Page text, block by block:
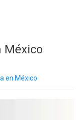
México
en México